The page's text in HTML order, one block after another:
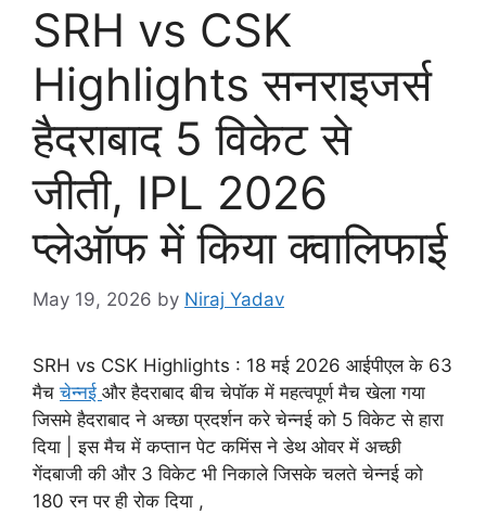
SRH vs CSK
Highlights सनराइजर्स
हैदराबाद 5 विकेट से
जीती, IPL 2026
प्लेऑफ में किया क्वालिफाई
May 19, 2026 by Niraj Yadav
SRH vs CSK Highlights : 18 मई 2026 आईपीएल के 63
मैचचेन्नई और हैदराबाद बीच चेपॉक में महत्वपूर्ण मैच खेला गया
जिसमे हैदराबाद ने अच्छा प्रदर्शन करे चेन्नई को 5 विकेट से हारा
दिया | इस मैच में कप्तान पेट कमिंस ने डेथ ओवर में अच्छी
गेंदबाजी की और 3 विकेट भी निकाले जिसके चलते चेन्नई को
180 रन पर ही रोक दिया ,